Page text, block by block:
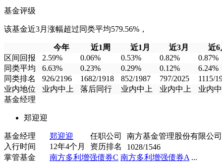
基金评级
该基金近3月涨幅超过同类平均579.56%，
今年 近1周 近1月 近3月
近6
区间回报
2.59% 0.06% 0.53% 0.82%
0.87%
同类平均
6.63% 0.23% 0.29% 0.12%
6.24%
同类排名
926/2196 1682/1918 852/1987 797/2025
1115/
业内地位
业内中上 落后同行 业内中上 业内中上
业内
基金经理
郑迎迎
基金经理 郑迎迎 任职公司
南方基金管理股份有限公司
入行时间
12年4个月 资历排名
1028/1546
掌管基金
南方多利增强债券C 南方多利增强债券A ...